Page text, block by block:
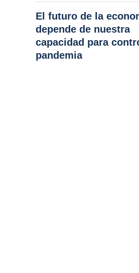
El futuro de la
depende de nuestra
capacidad para
pandemia